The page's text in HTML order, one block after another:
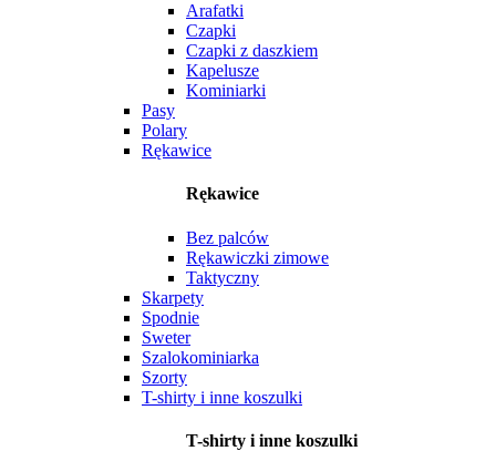
Arafatki
Czapki
Czapki z daszkiem
Kapelusze
Kominiarki
Pasy
Polary
Rękawice
Rękawice
Bez palców
Rękawiczki zimowe
Taktyczny
Skarpety
Spodnie
Sweter
Szalokominiarka
Szorty
T-shirty i inne koszulki
T-shirty i inne koszulki